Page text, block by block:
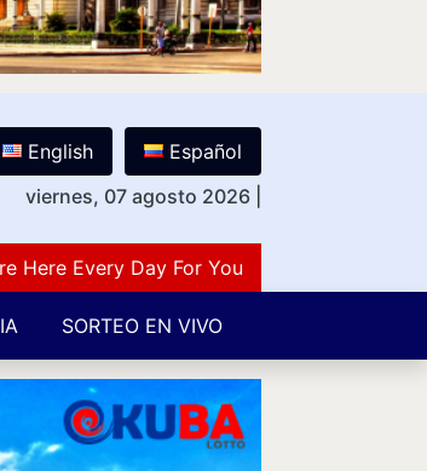
English
Español
viernes, 07 agosto 2026
Every Day For You Lovers Of Number
SORTEO EN VIVO